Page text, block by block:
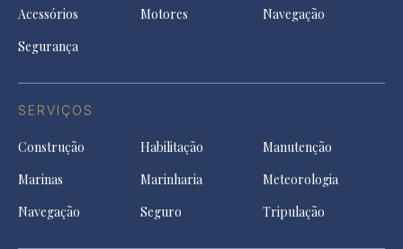
Acessórios Motores
Navegação
Segurança
SERVIÇOS
Construção Habilitação
Manutenção
Marinas
Marinharia
Meteorologia
Navegação
Seguro Tripulação